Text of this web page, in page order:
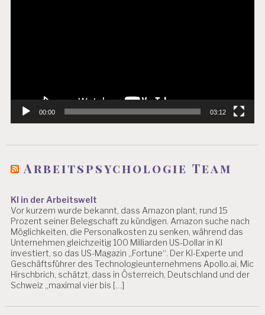
2
2
0
3
B
N
O
U
T
D
I
G
I
A
00:00 03:12
Arbeitspsychologie Team
KI in der Arbeitswelt
Vor kurzem wurde bekannt, dass Amazon plant, rund 15
Prozent seiner Belegschaft zu kündigen. Amazon suche nach
Möglichkeiten, die Personalkosten zu senken, während das
Unternehmen gleichzeitig 100 Milliarden US-Dollar in KI
investiert, so das US-Magazin „Fortune“. Der KI-Experte und
Geschäftsführer des Technologieunternehmens Apollo.ai, Mic
Hirschbrich, schätzt, dass in Österreich, Deutschland und der
Schweiz „maximal vier bis […]